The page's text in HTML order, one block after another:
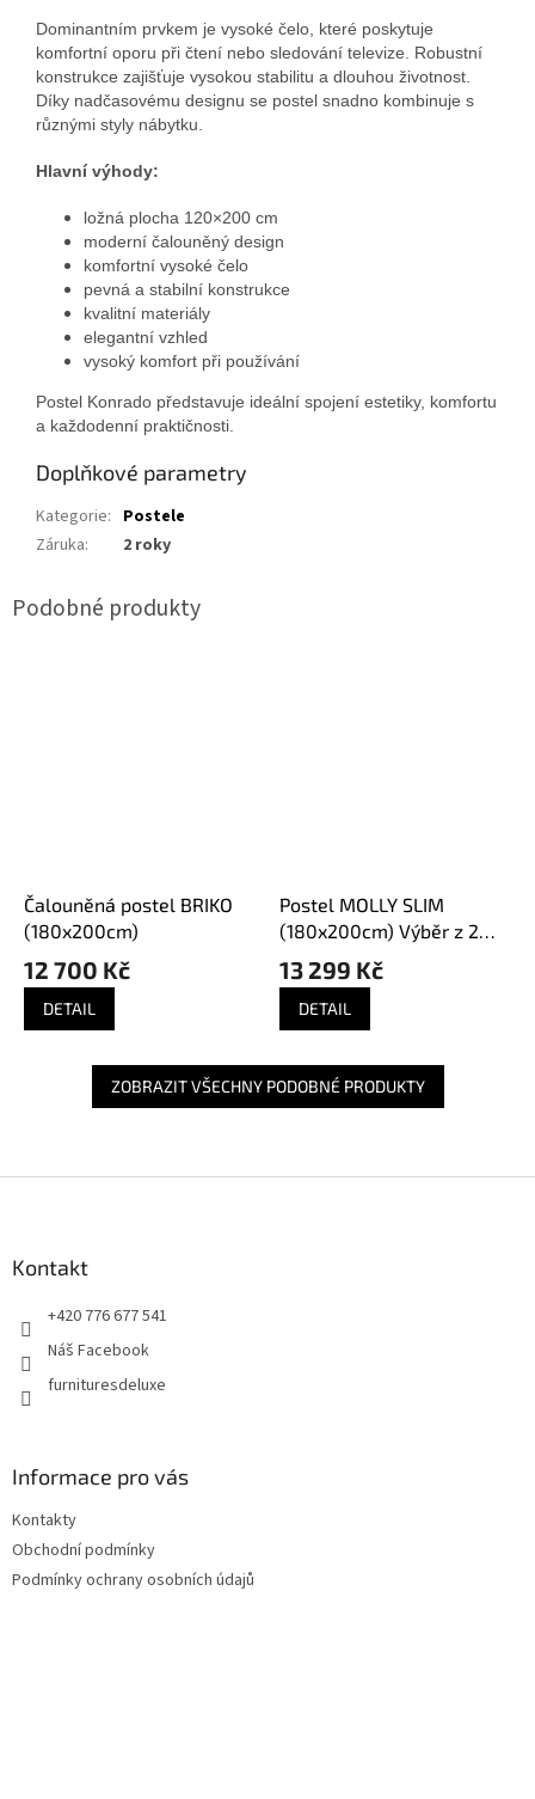
Dominantním prvkem je vysoké čelo, které poskytuje
komfortní oporu při čtení nebo sledování televize. Robustní
konstrukce zajišťuje vysokou stabilitu a dlouhou životnost.
Díky nadčasovému designu se postel snadno kombinuje s
různými styly nábytku.
Hlavní výhody:
ložná plocha 120×200 cm
moderní čalouněný design
komfortní vysoké čelo
pevná a stabilní konstrukce
kvalitní materiály
elegantní vzhled
vysoký komfort při používání
Postel Konrado představuje ideální spojení estetiky, komfortu
a každodenní praktičnosti.
Doplňkové parametry
Kategorie: Postele
Záruka: 2 roky
Čalouněná postel BRIKO
(180x200cm)
12 700 Kč
DETAIL
Postel MOLLY SLIM
(180x200cm) Výběr z 2
barev
13 299 Kč
DETAIL
ZOBRAZIT VŠECHNY PODOBNÉ PRODUKTY
Kontakt
+420 776 677 541
Náš Facebook
furnituresdeluxe
Informace pro vás
Kontakty
Obchodní podmínky
Podmínky ochrany osobních údajů